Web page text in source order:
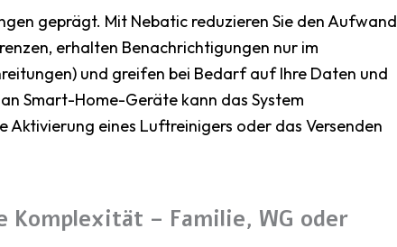
geprägt. Mit Nebatic reduzieren Sie den Aufwand
erhalten Benachrichtigungen nur im
und greifen bei Bedarf auf Ihre Daten und
Smart-Home-Geräte kann das System
eines Luftreinigers oder das Versenden
Komplexität – Familie, WG oder